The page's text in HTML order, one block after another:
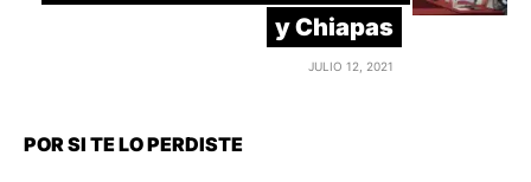
y Chiapas
JULIO 12, 2021
POR SI TE LO PERDISTE